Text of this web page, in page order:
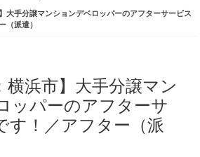
大手分譲マンションデベロッパーのアフターサービス
（派遣）
横浜市】大手分譲マン
ッパーのアフターサ
す！／アフター（派